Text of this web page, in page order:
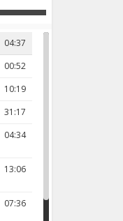
04:37
00:52
10:19
31:17
04:34
13:06
07:36